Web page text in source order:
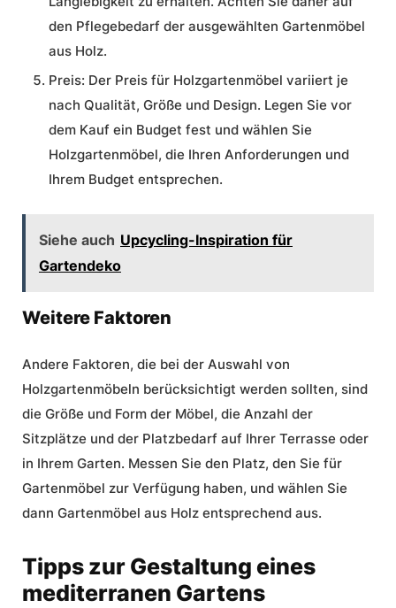
den Pflegebedarf der ausgewählten Gartenmöbel
aus Holz.
Preis: Der Preis für Holzgartenmöbel variiert je
nach Qualität, Größe und Design. Legen Sie vor
dem Kauf ein Budget fest und wählen Sie
Holzgartenmöbel, die Ihren Anforderungen und
Ihrem Budget entsprechen.
Siehe auch Upcycling-Inspiration für
Gartendeko
Weitere Faktoren
Andere Faktoren, die bei der Auswahl von
Holzgartenmöbeln berücksichtigt werden sollten, sind
die Größe und Form der Möbel, die Anzahl der
Sitzplätze und der Platzbedarf auf Ihrer Terrasse oder
in Ihrem Garten. Messen Sie den Platz, den Sie für
Gartenmöbel zur Verfügung haben, und wählen Sie
dann Gartenmöbel aus Holz entsprechend aus.
Tipps zur Gestaltung eines
mediterranen Gartens